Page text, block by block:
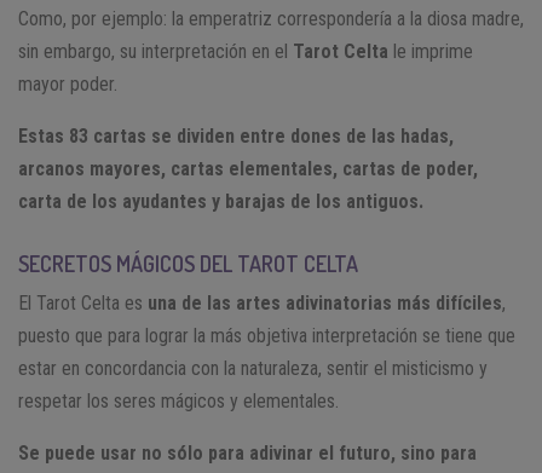
Como, por ejemplo: la emperatriz correspondería a la diosa madre,
sin embargo, su interpretación en el Tarot Celta le imprime
mayor poder.
Estas 83 cartas se dividen entre dones de las hadas,
arcanos mayores, cartas elementales, cartas de poder,
carta de los ayudantes y barajas de los antiguos.
SECRETOS MÁGICOS DEL TAROT CELTA
El Tarot Celta es una de las artes adivinatorias más difíciles,
puesto que para lograr la más objetiva interpretación se tiene que
estar en concordancia con la naturaleza, sentir el misticismo y
respetar los seres mágicos y elementales.
Se puede usar no sólo para adivinar el futuro, sino para